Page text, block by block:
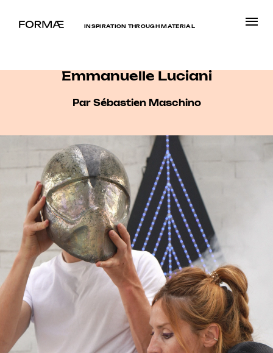
INSPIRATION THROUGH MATERIAL
Emmanuelle Luciani
Par Sébastien Maschino